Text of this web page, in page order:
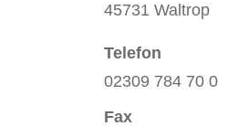
45731 Waltrop
Telefon
02309 784 70 0
Fax